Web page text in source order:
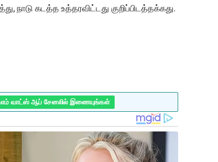
நாடு கடத்த உத்தரவிட்டது குறிப்பிடத்தக்கது.
வாட்ஸ் ஆப் சேனலில் இணையுங்கள்